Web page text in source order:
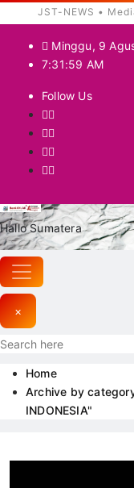
content
Minggu, 9
7:32:01 AM
Follow Us
Hallo Sumatera
×
Home
Archive by
INDONESIA"